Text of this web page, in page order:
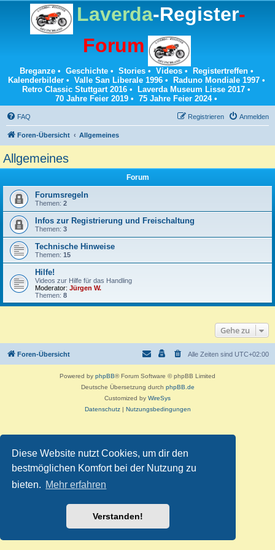
Diese Website nutzt Cookies, um dir den
bestmöglichen Komfort bei der Nutzung zu
bieten. Mehr erfahren
Verstanden!
Laverda-Register-
Forum
Breganze• Geschichte• Stories• Videos• Registertreffen•
Kalenderbilder• Valle San Liberale 1996• Raduno Mondiale 1997•
Retro Classic Stuttgart 2016 • Laverda Museum Lisse 2017 •
70 Jahre Feier 2019 • 75 Jahre Feier 2024•
FAQ Anmelden
Registrieren
Foren-Übersicht Allgemeines
Allgemeines
Forum
Forumsregeln
Themen: 2
Infos zur Registrierung und Freischaltung
Themen: 3
Technische Hinweise
Themen: 15
Hilfe!
Videos zur Hilfe für das Handling
Moderator: Jürgen W.
Themen: 8
Gehe zu
Foren-Übersicht Alle Zeiten sind UTC+02:00
Powered by phpBB® Forum Software © phpBB Limited
Deutsche Übersetzung durch phpBB.de
Customized by WireSys
Datenschutz| Nutzungsbedingungen